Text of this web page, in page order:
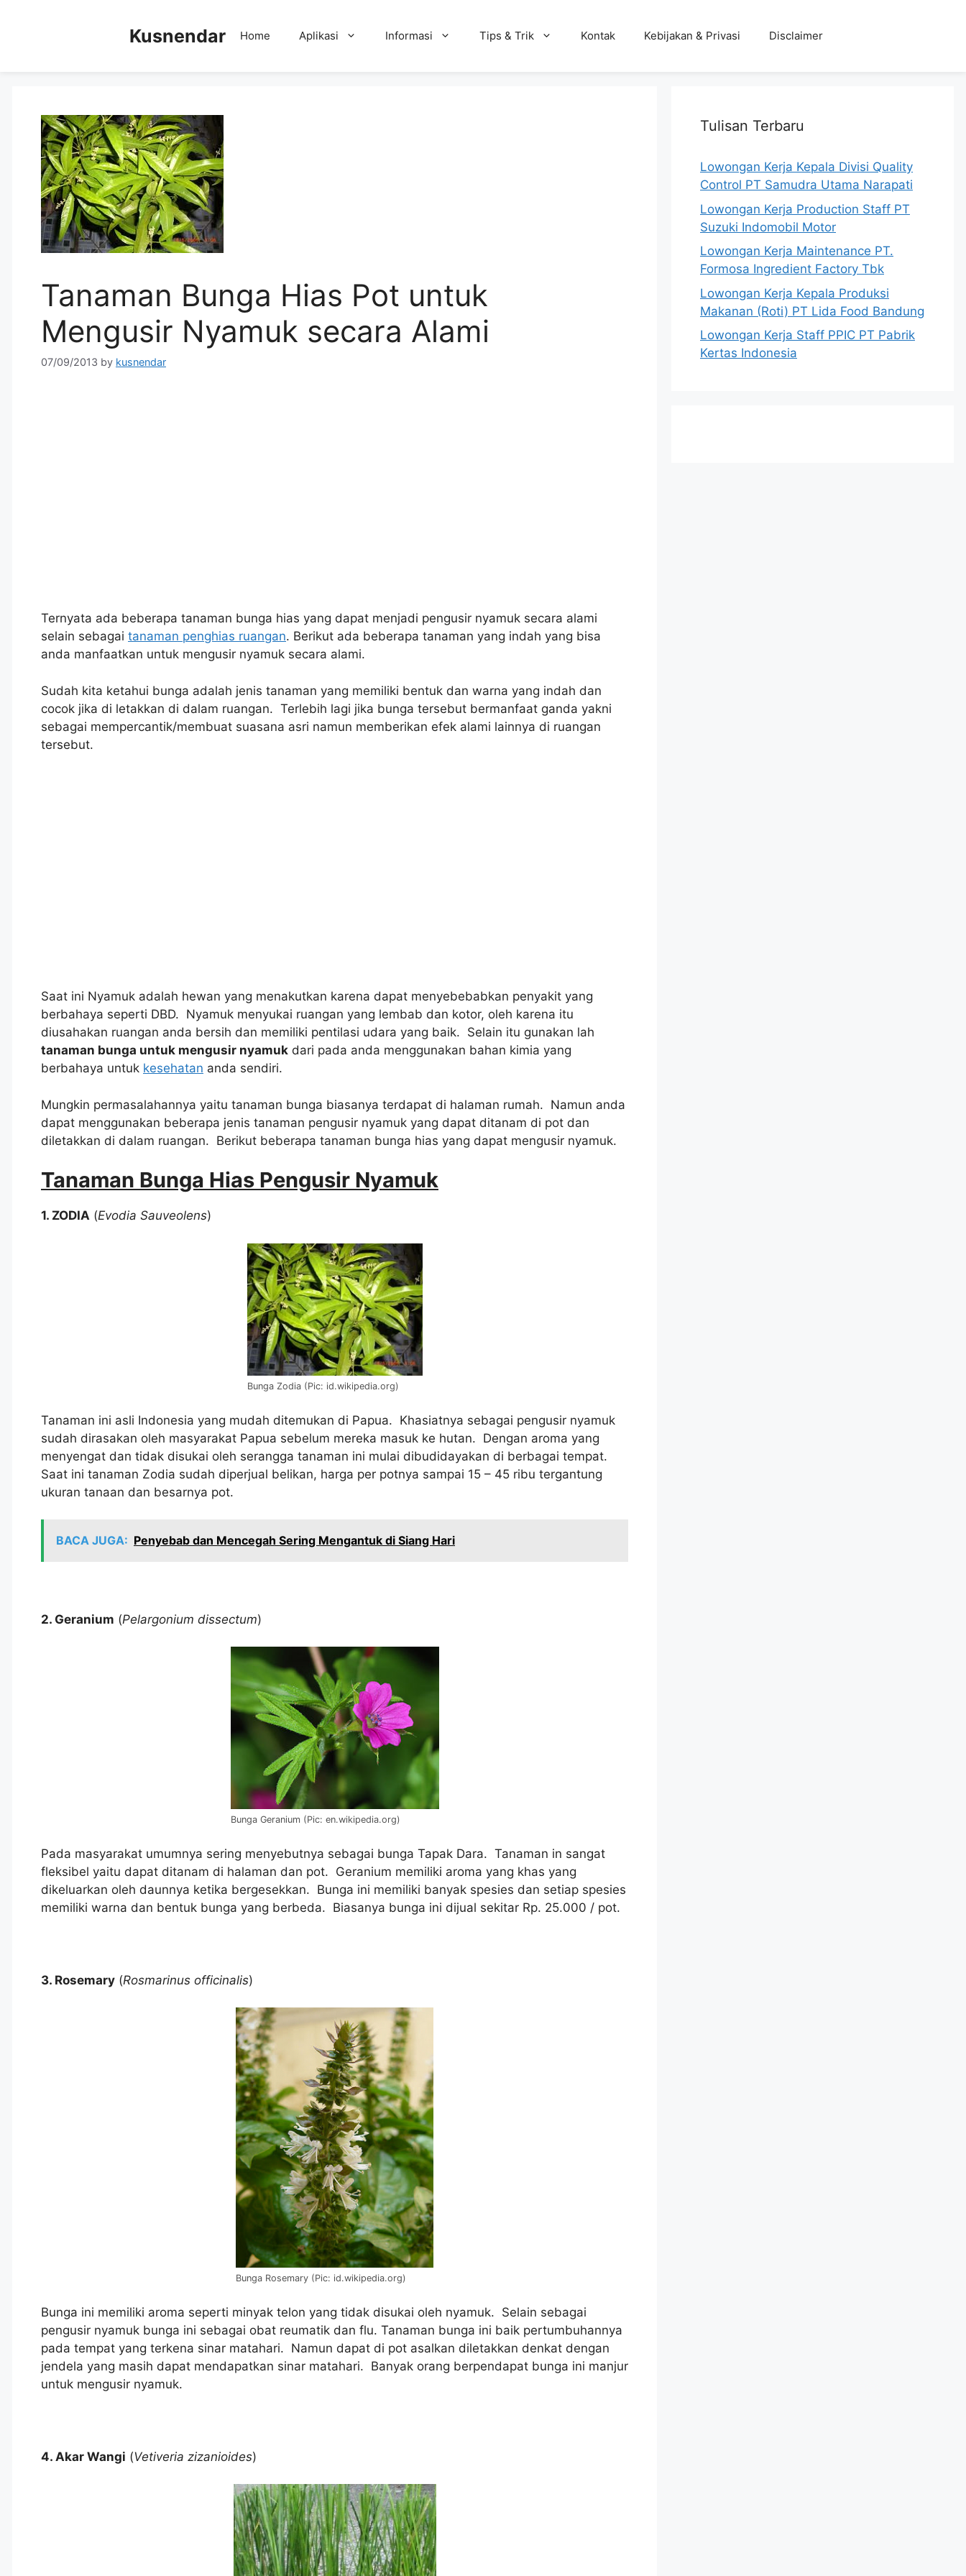
Kusnendar Home Aplikasi Informasi Tips & Trik Kontak Kebijakan & Privasi Disclaimer
Tanaman Bunga Hias Pot untuk
Mengusir Nyamuk secara Alami
07/09/2013 by kusnendar
Ternyata ada beberapa tanaman bunga hias yang dapat menjadi pengusir nyamuk secara alami
selain sebagai tanaman penghias ruangan. Berikut ada beberapa tanaman yang indah yang bisa
anda manfaatkan untuk mengusir nyamuk secara alami.
Sudah kita ketahui bunga adalah jenis tanaman yang memiliki bentuk dan warna yang indah dan
cocok jika di letakkan di dalam ruangan. Terlebih lagi jika bunga tersebut bermanfaat ganda yakni
sebagai mempercantik/membuat suasana asri namun memberikan efek alami lainnya di ruangan
tersebut.
Saat ini Nyamuk adalah hewan yang menakutkan karena dapat menyebebabkan penyakit yang
berbahaya seperti DBD. Nyamuk menyukai ruangan yang lembab dan kotor, oleh karena itu
diusahakan ruangan anda bersih dan memiliki pentilasi udara yang baik. Selain itu gunakan lah
tanaman bunga untuk mengusir nyamuk dari pada anda menggunakan bahan kimia yang
berbahaya untuk kesehatan anda sendiri.
Mungkin permasalahannya yaitu tanaman bunga biasanya terdapat di halaman rumah. Namun anda
dapat menggunakan beberapa jenis tanaman pengusir nyamuk yang dapat ditanam di pot dan
diletakkan di dalam ruangan. Berikut beberapa tanaman bunga hias yang dapat mengusir nyamuk.
Tanaman Bunga Hias Pengusir Nyamuk
1. ZODIA (Evodia Sauveolens)
Bunga Zodia (Pic: id.wikipedia.org)
Tanaman ini asli Indonesia yang mudah ditemukan di Papua. Khasiatnya sebagai pengusir nyamuk
sudah dirasakan oleh masyarakat Papua sebelum mereka masuk ke hutan. Dengan aroma yang
menyengat dan tidak disukai oleh serangga tanaman ini mulai dibudidayakan di berbagai tempat.
Saat ini tanaman Zodia sudah diperjual belikan, harga per potnya sampai 15 – 45 ribu tergantung
ukuran tanaan dan besarnya pot.
BACA JUGA: Penyebab dan Mencegah Sering Mengantuk di Siang Hari
2. Geranium (Pelargonium dissectum)
Bunga Geranium (Pic: en.wikipedia.org)
Pada masyarakat umumnya sering menyebutnya sebagai bunga Tapak Dara. Tanaman in sangat
fleksibel yaitu dapat ditanam di halaman dan pot. Geranium memiliki aroma yang khas yang
dikeluarkan oleh daunnya ketika bergesekkan. Bunga ini memiliki banyak spesies dan setiap spesies
memiliki warna dan bentuk bunga yang berbeda. Biasanya bunga ini dijual sekitar Rp. 25.000 / pot.
3. Rosemary (Rosmarinus officinalis)
Bunga Rosemary (Pic: id.wikipedia.org)
Bunga ini memiliki aroma seperti minyak telon yang tidak disukai oleh nyamuk. Selain sebagai
pengusir nyamuk bunga ini sebagai obat reumatik dan flu. Tanaman bunga ini baik pertumbuhannya
pada tempat yang terkena sinar matahari. Namun dapat di pot asalkan diletakkan denkat dengan
jendela yang masih dapat mendapatkan sinar matahari. Banyak orang berpendapat bunga ini manjur
untuk mengusir nyamuk.
4. Akar Wangi (Vetiveria zizanioides)
Tulisan Terbaru
Lowongan Kerja Kepala Divisi Quality
Control PT Samudra Utama Narapati
Lowongan Kerja Production Staff PT
Suzuki Indomobil Motor
Lowongan Kerja Maintenance PT.
Formosa Ingredient Factory Tbk
Lowongan Kerja Kepala Produksi
Makanan (Roti) PT Lida Food Bandung
Lowongan Kerja Staff PPIC PT Pabrik
Kertas Indonesia